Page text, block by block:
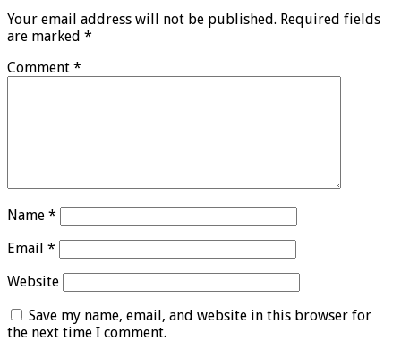
Your email address will not be published. Required fields
are marked *
Comment *
Name *
Email *
Website
Save my name, email, and website in this browser for
the next time I comment.